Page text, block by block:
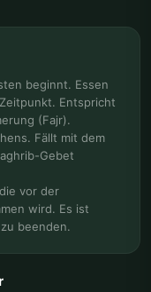
beginnt. Essen
Entspricht
(Fajr).
Fällt mit dem
Gebet
vor der
wird. Es ist
beenden.